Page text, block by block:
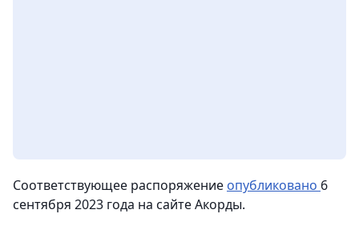
Cоответствующее распоряжение опубликовано 6
сентября 2023 года на сайте Акорды.